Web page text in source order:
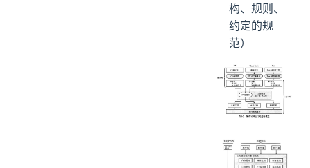
构、规则、
约定的规
范）